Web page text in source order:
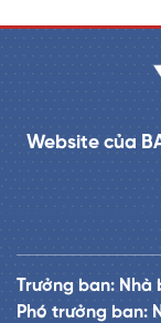
Website của
Trưởng ban: Nhà
Phó trưởng ban: